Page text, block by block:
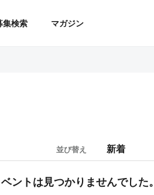
集検索 マガジン
並び替え 新着
ントは見つかりませんでした。